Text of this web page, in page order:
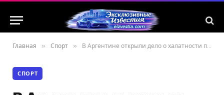
Главная » Спорт » В Аргентине открыли дело о халатности при лечении Марадоны
СПОРТ